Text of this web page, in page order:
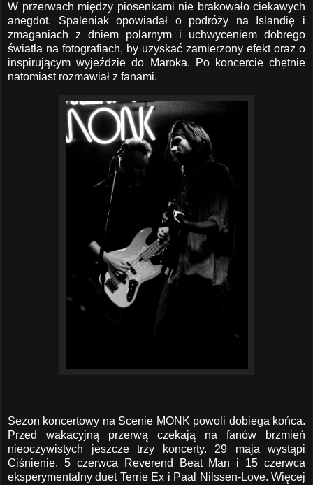
W przerwach między piosenkami nie brakowało ciekawych
anegdot. Spaleniak opowiadał o podróży na Islandię i
zmaganiach z dniem polarnym i uchwyceniem dobrego
światła na fotografiach, by uzyskać zamierzony efekt oraz o
inspirującym wyjeździe do Maroka. Po koncercie chętnie
natomiast rozmawiał z fanami.
Sezon koncertowy na Scenie MONK powoli dobiega końca.
Przed wakacyjną przerwą czekają na fanów brzmień
nieoczywistych jeszcze trzy koncerty. 29 maja wystąpi
Ciśnienie, 5 czerwca Reverend Beat Man i 15 czerwca
eksperymentalny duet Terrie Ex i Paal Nilssen-Love. Więcej